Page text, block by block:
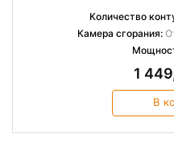
Количество
Камера сгорания:
1
В